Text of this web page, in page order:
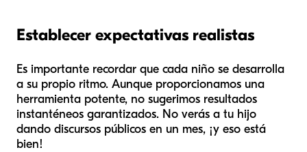
Establecer expectativas realistas
Es importante recordar que cada niño se desarrolla
a su propio ritmo. Aunque proporcionamos una
herramienta potente, no sugerimos resultados
instanténeos garantizados. No verás a tu hijo
dando discursos públicos en un mes, ¡y eso está
bien!